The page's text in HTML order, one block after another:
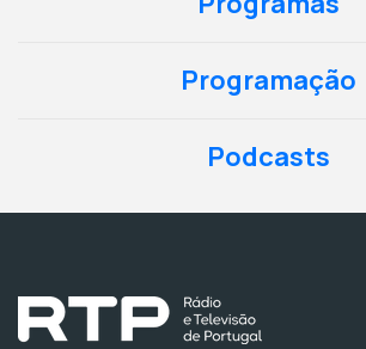
Programação
Podcasts